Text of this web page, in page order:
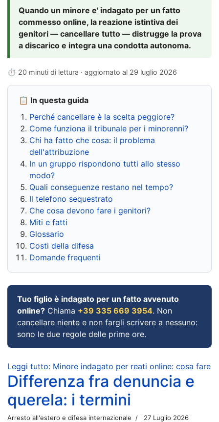
Quando un minore e' indagato per un fatto
commesso online, la reazione istintiva dei
genitori — cancellare tutto — distrugge la prova
a discarico e integra una condotta autonoma.
⏱ 20 minuti di lettura · aggiornato al 29 luglio 2026
📋 In questa guida
Perché cancellare è la scelta peggiore?
Come funziona il tribunale per i minorenni?
Chi ha fatto che cosa: il problema
dell'attribuzione
In un gruppo rispondono tutti allo stesso
modo?
Quali conseguenze restano nel tempo?
Il telefono sequestrato
Che cosa devono fare i genitori?
Miti e fatti
Glossario
Costi della difesa
Domande frequenti
Tuo figlio è indagato per un fatto avvenuto
online? Chiama +39 335 669 3954. Non
cancellare niente e non fargli scrivere a nessuno:
sono le due regole delle prime ore.
Leggi tutto: Minore indagato per reati online: cosa fare
Differenza fra denuncia e
querela: i termini
Arresto all'estero e difesa internazionale 27 Luglio 2026